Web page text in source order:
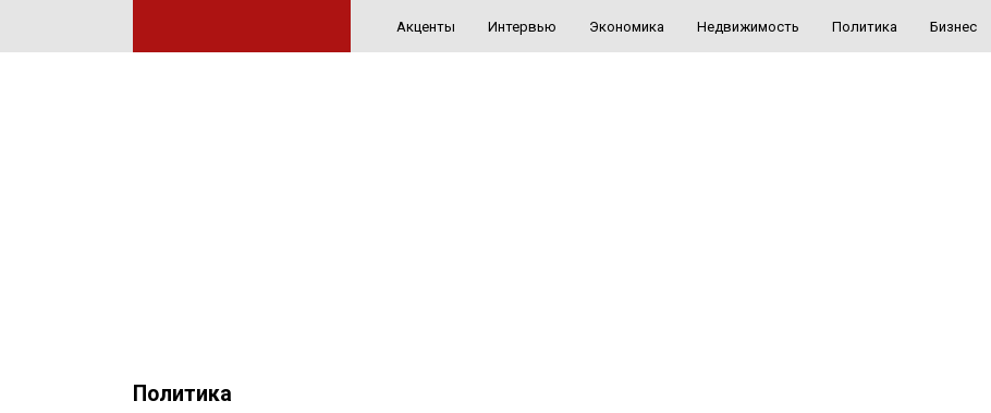
Акценты Интервью Экономика Недвижимость Политика Бизнес
Политика